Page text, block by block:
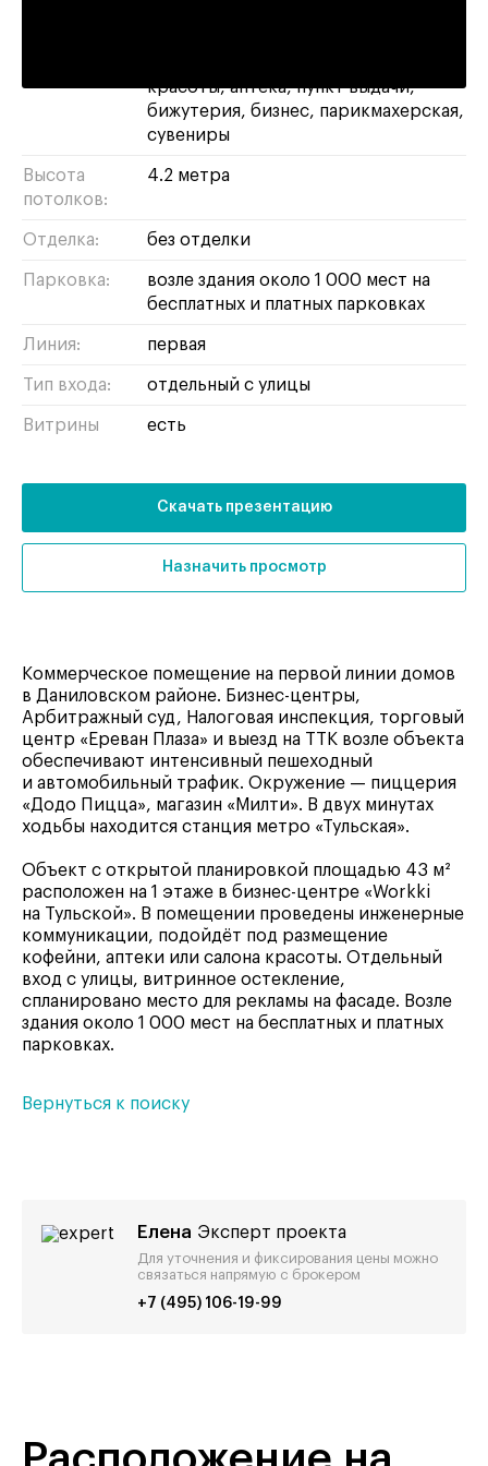
красоты аптека пункт выдачи
бижутерия бизнес
парикмахерская
сувениры
Высота
потолков:
4.2 метра
Отделка: без отделки
Парковка:
возле здания около 1 000 мест на
бесплатных и платных парковках
Линия: первая
Тип входа: отдельный с улицы
Витрины есть
Скачать презентацию
Назначить просмотр
Коммерческое помещение на первой линии домов
в Даниловском районе. Бизнес-центры,
Арбитражный суд, Налоговая инспекция, торговый
центр «Ереван Плаза» и выезд на ТТК возле объекта
обеспечивают интенсивный пешеходный
и автомобильный трафик. Окружение — пиццерия
«Додо Пицца», магазин «Милти». В двух минутах
ходьбы находится станция метро «Тульская».
Объект с открытой планировкой площадью 43 м²
расположен на 1 этаже в бизнес-центре «Workki
на Тульской». В помещении проведены инженерные
коммуникации, подойдёт под размещение
кофейни, аптеки или салона красоты. Отдельный
вход с улицы, витринное остекление,
спланировано место для рекламы на фасаде. Возле
здания около 1 000 мест на бесплатных и платных
парковках.
Вернуться к поиску
Елена Эксперт проекта
Для уточнения и фиксирования цены можно
связаться напрямую с брокером
+7 (495) 106-19-99